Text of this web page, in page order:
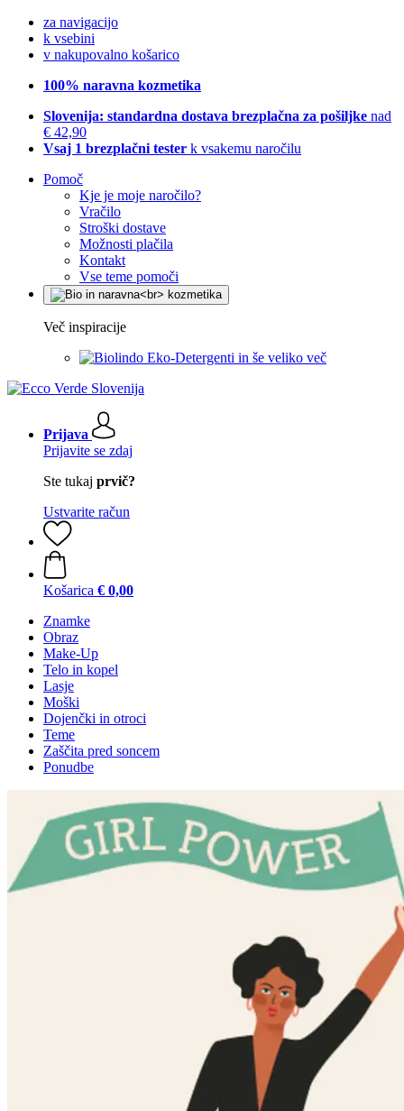
za navigacijo
k vsebini
v nakupovalno košarico
100% naravna kozmetika
Slovenija: standardna dostava brezplačna za pošiljke nad
€ 42,90
Vsaj 1 brezplačni tester k vsakemu naročilu
Pomoč
Kje je moje naročilo?
Vračilo
Stroški dostave
Možnosti plačila
Kontakt
Vse teme pomoči
Več inspiracije
Eko-Detergenti in še veliko več
Prijava
Prijavite se zdaj
Ste tukaj prvič?
Ustvarite račun
Košarica € 0,00
Znamke
Obraz
Make-Up
Telo in kopel
Lasje
Moški
Dojenčki in otroci
Teme
Zaščita pred soncem
Ponudbe